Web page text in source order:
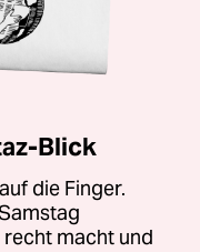
Blick
die Finger.
macht und